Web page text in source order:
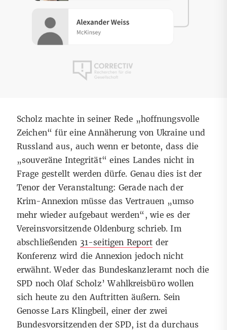
Scholz machte in seiner Rede „hoffnungsvolle
Zeichen“ für eine Annäherung von Ukraine und
Russland aus, auch wenn er betonte, dass die
„souveräne Integrität“ eines Landes nicht in
Frage gestellt werden dürfe. Genau dies ist der
Tenor der Veranstaltung: Gerade nach der
Krim-Annexion müsse das Vertrauen „umso
mehr wieder aufgebaut werden“, wie es der
Vereinsvorsitzende Oldenburg schrieb. Im
abschließenden 31-seitigen Report der
Konferenz wird die Annexion jedoch nicht
erwähnt. Weder das Bundeskanzleramt noch die
SPD noch Olaf Scholz’ Wahlkreisbüro wollen
sich heute zu den Auftritten äußern. Sein
Genosse Lars Klingbeil, einer der zwei
Bundesvorsitzenden der SPD, ist da durchaus